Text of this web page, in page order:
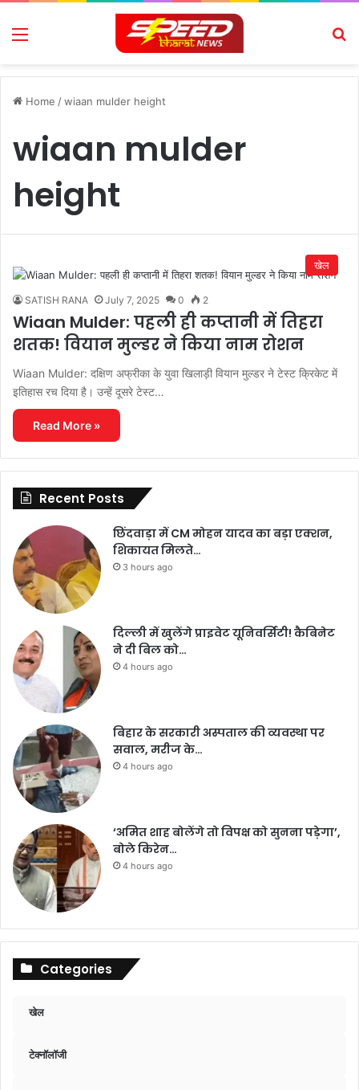
Menu
Home /wiaan mulder height
wiaan mulder
height
खेल
SATISH RANA July 7, 2025 0 2
Wiaan Mulder: पहली ही कप्तानी में तिहरा
शतक! वियान मुल्डर ने किया नाम रोशन
Wiaan Mulder: दक्षिण अफ्रीका के युवा खिलाड़ी वियान मुल्डर ने टेस्ट क्रिकेट में
इतिहास रच दिया है। उन्हें दूसरे टेस्ट…
Read More »
Recent Posts
छिंदवाड़ा में CM मोहन यादव का बड़ा एक्शन,
शिकायत मिलते…
3 hours ago
दिल्ली में खुलेंगे प्राइवेट यूनिवर्सिटी! कैबिनेट
ने दी बिल को…
4 hours ago
बिहार के सरकारी अस्पताल की व्यवस्था पर
सवाल, मरीज के…
4 hours ago
‘अमित शाह बोलेंगे तो विपक्ष को सुनना पड़ेगा’,
बोले किरेन…
4 hours ago
Categories
खेल
टेक्नॉलॉजी